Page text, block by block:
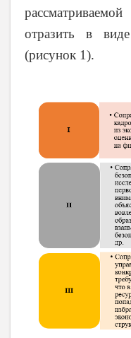
отразить в
(рисунок 1).